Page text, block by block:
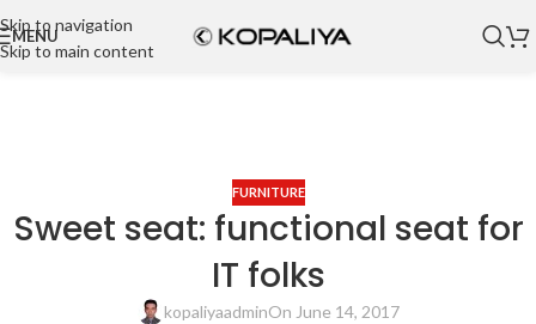
Skip to navigation
Skip to main content
MENU
FURNITURE
Sweet seat: functional seat for
IT folks
kopaliyaadminOn June 14, 2017